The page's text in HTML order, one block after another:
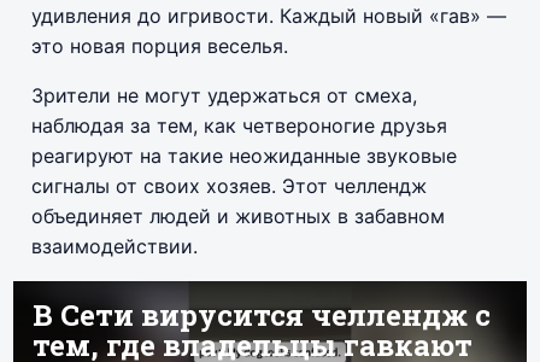
удивления до игривости. Каждый новый «гав» —
это новая порция веселья.
Зрители не могут удержаться от смеха,
наблюдая за тем, как четвероногие друзья
реагируют на такие неожиданные звуковые
сигналы от своих хозяев. Этот челлендж
объединяет людей и животных в забавном
взаимодействии.